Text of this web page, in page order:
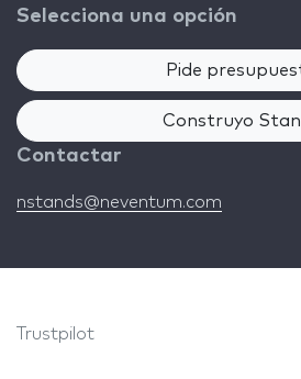
Selecciona una opción
Pide
Construyo
Contactar
nstands@neventum.com
Trustpilot